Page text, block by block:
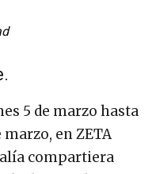
5 de marzo hasta
marzo, en ZETA
compartiera